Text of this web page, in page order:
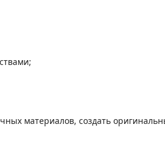
материалов, создать